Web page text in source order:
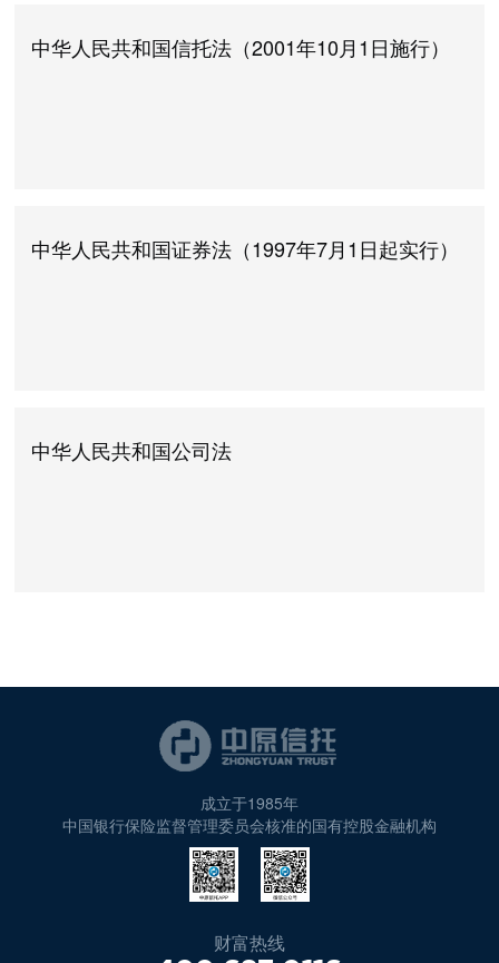
中华人民共和国信托法（2001年10月1日施行）
中华人民共和国证券法（1997年7月1日起实行）
中华人民共和国公司法
成立于1985年
中国银行保险监督管理委员会核准的国有控股金融机构
财富热线